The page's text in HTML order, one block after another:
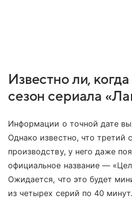
Известно ли,
сезон сериала
Информации о точной дате
Однако известно, что третий
производству, у него даже
официальное название —
Ожидается, что это будет
из четырех серий по 40 минут.